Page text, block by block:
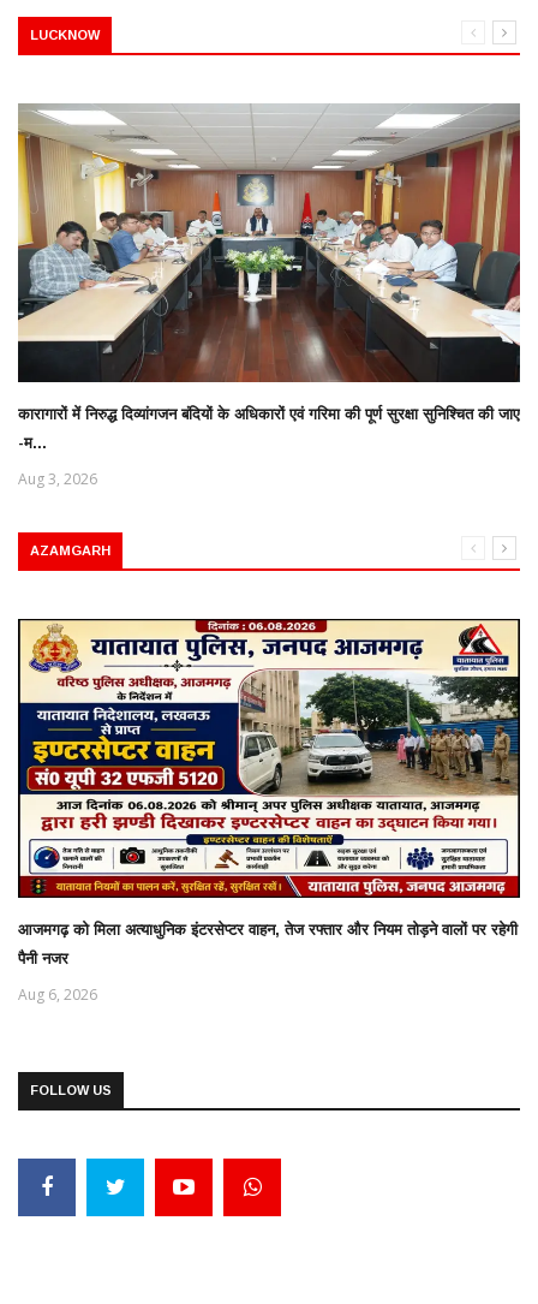
LUCKNOW
कारागारों में निरुद्ध दिव्यांगजन बंदियों के अधिकारों एवं गरिमा की पूर्ण सुरक्षा सुनिश्चित की जाए
-म...
Aug 3, 2026
AZAMGARH
आजमगढ़ को मिला अत्याधुनिक इंटरसेप्टर वाहन, तेज रफ्तार और नियम तोड़ने वालों पर रहेगी
पैनी नजर
Aug 6, 2026
FOLLOW US